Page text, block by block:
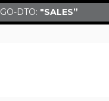
DTO: "SALES”